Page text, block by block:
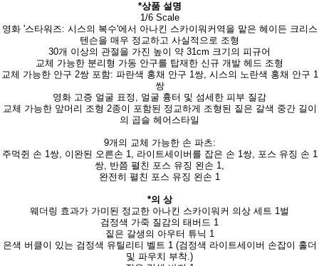
*상품 설명
1/6 Scale
영화 '스타워즈: 시스의 복수'에서 아나킨 스카이워커역을 맡은 헤이든 크리스
텐슨을 매우 정교하고 사실적으로 조형
30개 이상의 관절을 가진 높이 약 31cm 크기의 피규어
교체 가능한 분리형 가동 안구를 탑재한 신규 개발 헤드 조형
교체 가능한 안구 2쌍 포함: 파란색 홍채 안구 1쌍, 시스의 노란색 홍채 안구 1
쌍
영화 고증 얼굴 표정, 얼굴 흉터 및 섬세한 피부 질감
교체 가능한 앞머리 조형 2종이 포함된 정교하게 조형된 짙은 갈색 중간 길이
의 곱슬 헤어스타일
9개의 교체 가능한 손 파츠:
주먹쥔 손 1쌍, 이완된 오른손 1, 라이트세이버를 잡은 손 1쌍, 포스 유징 손 1
쌍, 반쯤 펼친 포스 유징 왼손 1,
완전히 펼친 포스 유징 왼손 1
*의 상
웨더링 효과가 가미된 정교한 아나킨 스카이워커 의상 세트 1벌
검정색 가죽 질감의 태버드 1
짙은 갈생의 아우터 튜닉 1
은색 버클이 있는 검정색 유틸리티 벨트 1 (검정색 라이트세이버 손잡이 홀더
및 파우치 부착.)